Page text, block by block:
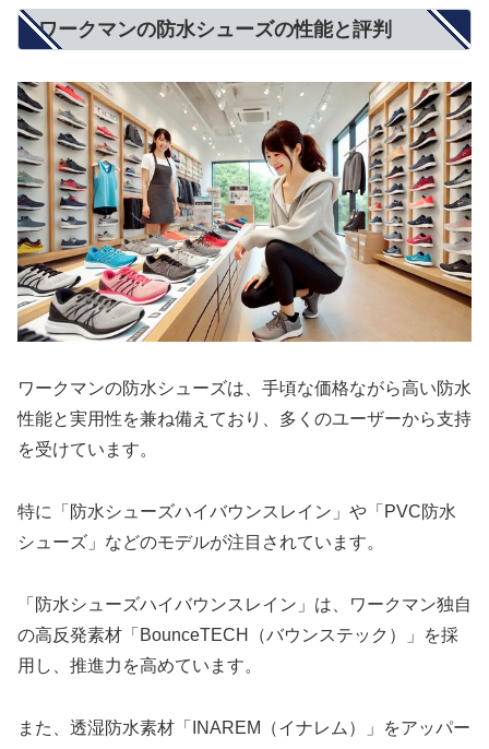
ワークマンの防水シューズの性能と評判
ワークマンの防水シューズは、手頃な価格ながら高い防水
性能と実用性を兼ね備えており、多くのユーザーから支持
を受けています。
特に「防水シューズハイバウンスレイン」や「PVC防水
シューズ」などのモデルが注目されています。
「防水シューズハイバウンスレイン」は、ワークマン独自
の高反発素材「BounceTECH（バウンステック）」を採
用し、推進力を高めています。
また、透湿防水素材「INAREM（イナレム）」をアッパー